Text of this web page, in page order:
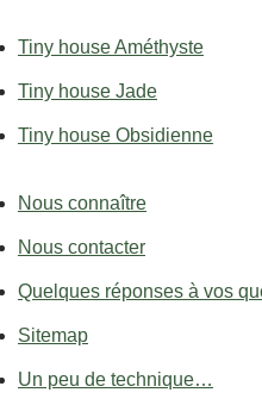
Tiny house Améthyste
Tiny house Jade
Tiny house Obsidienne
Nous connaître
Nous contacter
Quelques réponses à vos
Sitemap
Un peu de technique…